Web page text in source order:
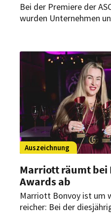
Bei der Premiere der
wurden Unternehmen
kein Zukunftstraum,
In der Kategorie „ASC
konnte dabei
überzeugen.
Auszeichnung
Marriott räumt bei
Awards ab
Marriott Bonvoy ist um
reicher: Bei der